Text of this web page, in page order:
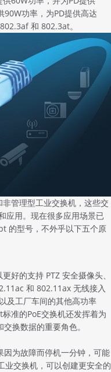
90W功率，为PD提供高达
和 802.3at。
非管理型工业交换机 ，这些交
应用。现在很多应用场景已
的型号，不外乎以下五个原
好的支持 PTZ 安全摄像头、
和 802.11ax 无线接入
及工厂车间的其他高功率
准的PoE交换机还发挥着为
换数据的重要角色。
为故障而停机一分钟，可能
业交换机，可以创建更安全的